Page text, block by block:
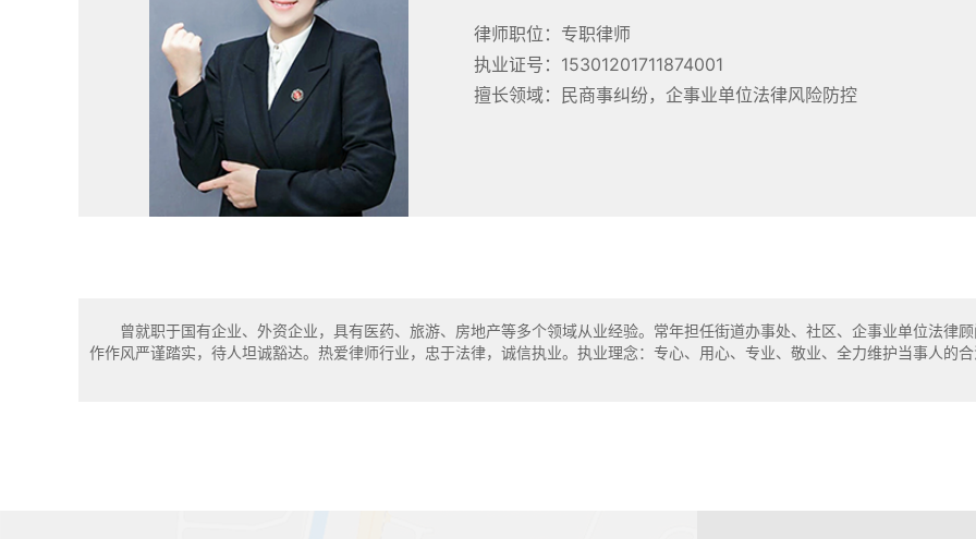
律师职位：专职律师
执业证号：15301201711874001
擅长领域：民商事纠纷，企事业单位法律风险防控
曾就职于国有企业、外资企业，具有医药、旅游、房地产等多个领域从业经验。常年担任街道办事处、社区、企事业单位法律
作作风严谨踏实，待人坦诚豁达。热爱律师行业，忠于法律，诚信执业。执业理念：专心、用心、专业、敬业、全力维护当事人的